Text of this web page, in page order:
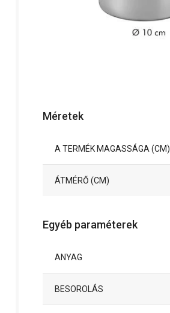
Méretek
A TERMÉK MAGASSÁGA (CM)
ÁTMÉRŐ (CM)
Egyéb paraméterek
ANYAG
BESOROLÁS